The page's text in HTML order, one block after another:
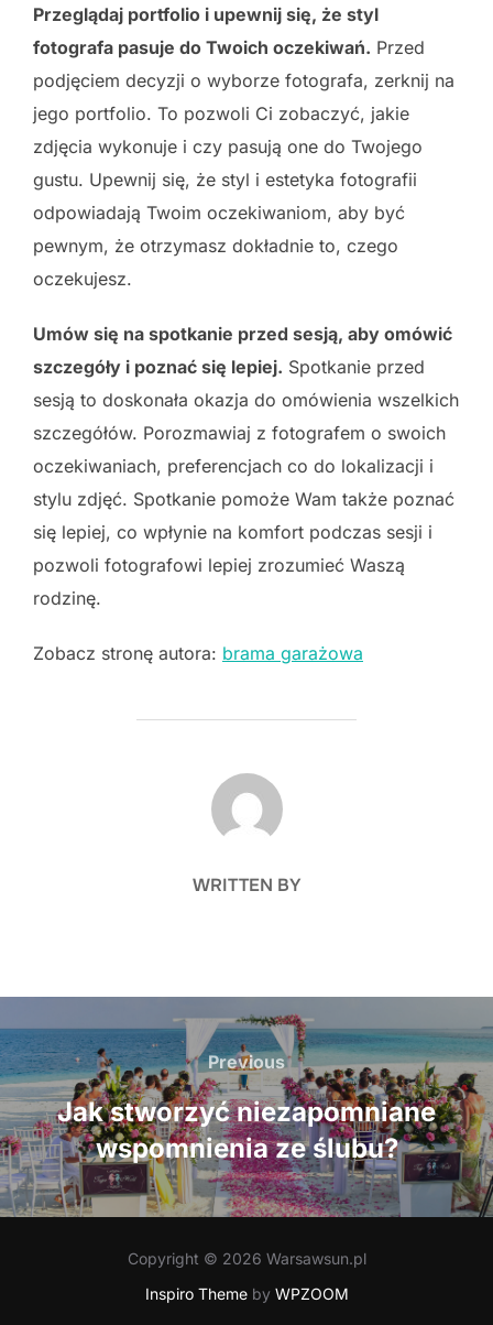
Przeglądaj portfolio i upewnij się, że styl
fotografa pasuje do Twoich oczekiwań. Przed
podjęciem decyzji o wyborze fotografa, zerknij na
jego portfolio. To pozwoli Ci zobaczyć, jakie
zdjęcia wykonuje i czy pasują one do Twojego
gustu. Upewnij się, że styl i estetyka fotografii
odpowiadają Twoim oczekiwaniom, aby być
pewnym, że otrzymasz dokładnie to, czego
oczekujesz.
Umów się na spotkanie przed sesją, aby omówić
szczegóły i poznać się lepiej. Spotkanie przed
sesją to doskonała okazja do omówienia wszelkich
szczegółów. Porozmawiaj z fotografem o swoich
oczekiwaniach, preferencjach co do lokalizacji i
stylu zdjęć. Spotkanie pomoże Wam także poznać
się lepiej, co wpłynie na komfort podczas sesji i
pozwoli fotografowi lepiej zrozumieć Waszą
rodzinę.
Zobacz stronę autora: brama garażowa
POST AUTHOR
WRITTEN BY
Nawigacja
wpisu
Previous
Previous
Jak stworzyć niezapomniane
wspomnienia ze ślubu?
Copyright © 2026 Warsawsun.pl
Inspiro Themeby WPZOOM